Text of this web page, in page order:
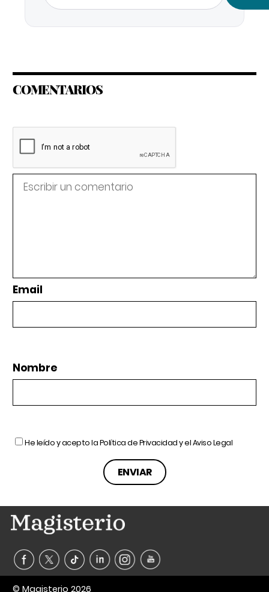
COMENTARIOS
Email
Nombre
He leído y acepto laPolítica de Privacidady elAviso Legal
© Magisterio 2026